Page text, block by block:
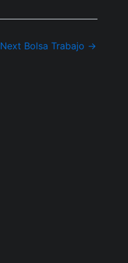
Next Bolsa Trabajo →